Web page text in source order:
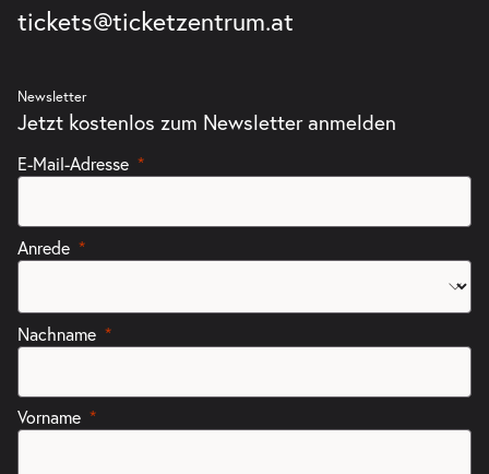
tickets@ticketzentrum.at
Newsletter
Jetzt kostenlos zum Newsletter anmelden
E-Mail-Adresse
Anrede
Nachname
Vorname